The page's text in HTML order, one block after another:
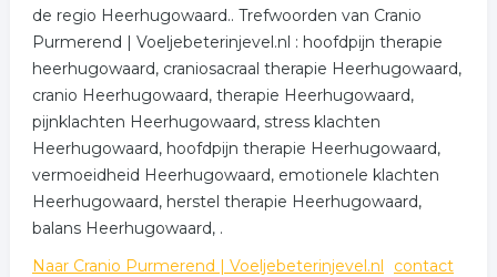
de regio Heerhugowaard.. Trefwoorden van Cranio
Purmerend | Voeljebeterinjevel.nl : hoofdpijn therapie
heerhugowaard, craniosacraal therapie Heerhugowaard,
cranio Heerhugowaard, therapie Heerhugowaard,
pijnklachten Heerhugowaard, stress klachten
Heerhugowaard, hoofdpijn therapie Heerhugowaard,
vermoeidheid Heerhugowaard, emotionele klachten
Heerhugowaard, herstel therapie Heerhugowaard,
balans Heerhugowaard, .
Naar Cranio Purmerend | Voeljebeterinjevel.nl
contact